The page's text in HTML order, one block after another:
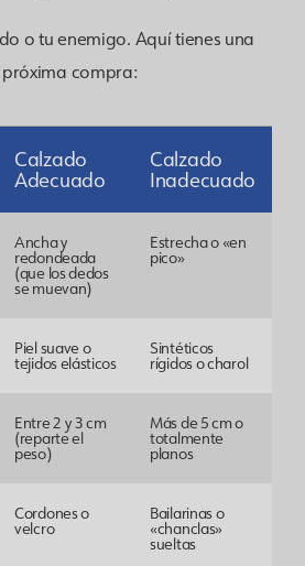
o tu enemigo. Aquí tienes una
compra:
Calzado
Adecuado
Calzado
Inadecuado
Ancha y
redondeada
(que los dedos
se muevan)
Estrecha o «en
pico»
Piel suave o
tejidos elásticos
Sintéticos
rígidos o charol
Entre 2 y 3 cm
(reparte el
peso)
Más de 5 cm o
totalmente
planos
Cordones o
velcro
Bailarinas o
«chanclas»
sueltas